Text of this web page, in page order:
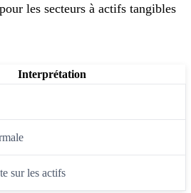
les secteurs à actifs tangibles
Interprétation
sur les actifs